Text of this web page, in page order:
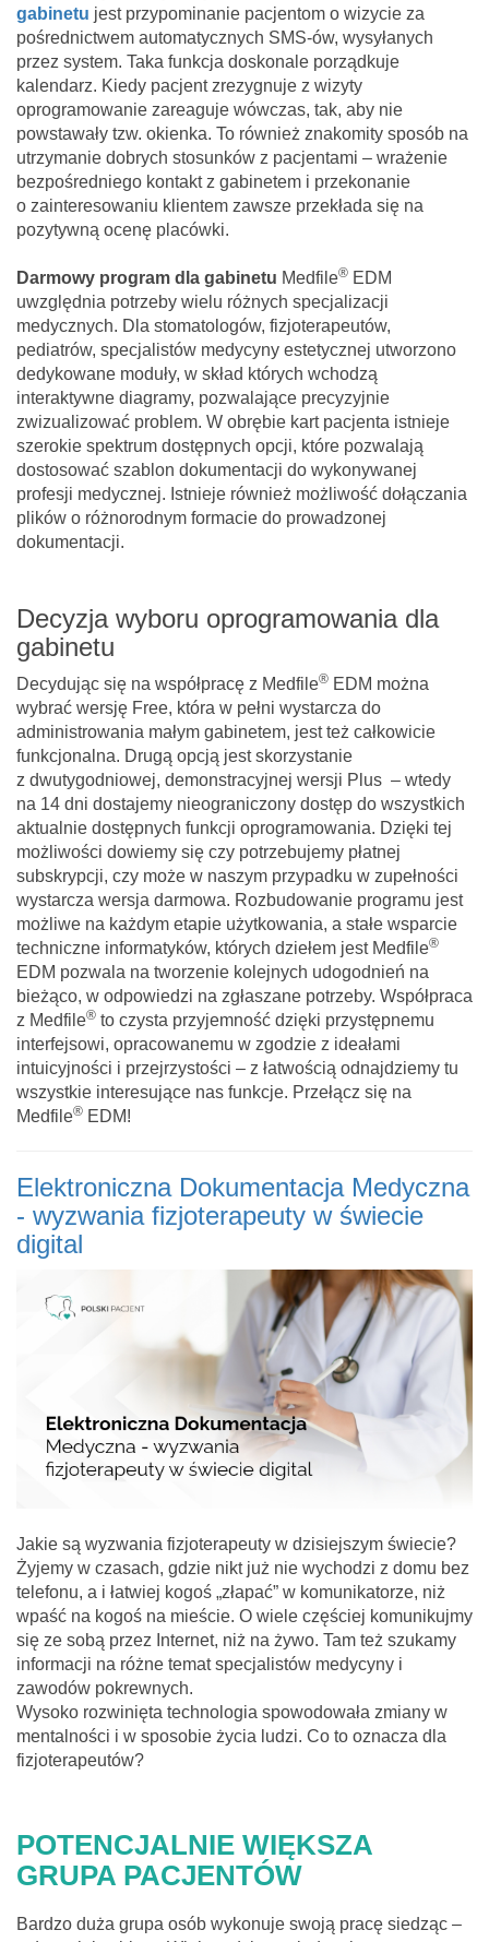
gabinetu jest przypominanie pacjentom o wizycie za
pośrednictwem automatycznych SMS-ów, wysyłanych
przez system. Taka funkcja doskonale porządkuje
kalendarz. Kiedy pacjent zrezygnuje z wizyty
oprogramowanie zareaguje wówczas, tak, aby nie
powstawały tzw. okienka. To również znakomity sposób na
utrzymanie dobrych stosunków z pacjentami – wrażenie
bezpośredniego kontakt z gabinetem i przekonanie
o zainteresowaniu klientem zawsze przekłada się na
pozytywną ocenę placówki.
Darmowy program dla gabinetu Medfile® EDM
uwzględnia potrzeby wielu różnych specjalizacji
medycznych. Dla stomatologów, fizjoterapeutów,
pediatrów, specjalistów medycyny estetycznej utworzono
dedykowane moduły, w skład których wchodzą
interaktywne diagramy, pozwalające precyzyjnie
zwizualizować problem. W obrębie kart pacjenta istnieje
szerokie spektrum dostępnych opcji, które pozwalają
dostosować szablon dokumentacji do wykonywanej
profesji medycznej. Istnieje również możliwość dołączania
plików o różnorodnym formacie do prowadzonej
dokumentacji.
Decyzja wyboru oprogramowania dla
gabinetu
Decydując się na współpracę z Medfile® EDM można
wybrać wersję Free, która w pełni wystarcza do
administrowania małym gabinetem, jest też całkowicie
funkcjonalna. Drugą opcją jest skorzystanie
z dwutygodniowej, demonstracyjnej wersji Plus – wtedy
na 14 dni dostajemy nieograniczony dostęp do wszystkich
aktualnie dostępnych funkcji oprogramowania. Dzięki tej
możliwości dowiemy się czy potrzebujemy płatnej
subskrypcji, czy może w naszym przypadku w zupełności
wystarcza wersja darmowa. Rozbudowanie programu jest
możliwe na każdym etapie użytkowania, a stałe wsparcie
techniczne informatyków, których dziełem jest Medfile®
EDM pozwala na tworzenie kolejnych udogodnień na
bieżąco, w odpowiedzi na zgłaszane potrzeby. Współpraca
z Medfile® to czysta przyjemność dzięki przystępnemu
interfejsowi, opracowanemu w zgodzie z ideałami
intuicyjności i przejrzystości – z łatwością odnajdziemy tu
wszystkie interesujące nas funkcje. Przełącz się na
Medfile® EDM!
Elektroniczna Dokumentacja Medyczna
- wyzwania fizjoterapeuty w świecie
digital
Jakie są wyzwania fizjoterapeuty w dzisiejszym świecie?
Żyjemy w czasach, gdzie nikt już nie wychodzi z domu bez
telefonu, a i łatwiej kogoś „złapać” w komunikatorze, niż
wpaść na kogoś na mieście. O wiele częściej komunikujmy
się ze sobą przez Internet, niż na żywo. Tam też szukamy
informacji na różne temat specjalistów medycyny i
zawodów pokrewnych.
Wysoko rozwinięta technologia spowodowała zmiany w
mentalności i w sposobie życia ludzi. Co to oznacza dla
fizjoterapeutów?
POTENCJALNIE WIĘKSZA
GRUPA PACJENTÓW
Bardzo duża grupa osób wykonuje swoją pracę siedząc –